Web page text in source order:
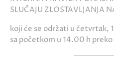
SLUČAJU ZLOSTAVLJANJA
koji će se održati u četvrtak,
sa početkom u 14.00 h